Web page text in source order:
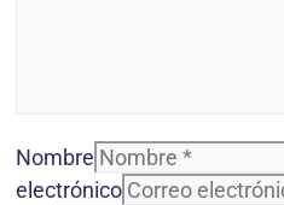
Nombre
electrónico